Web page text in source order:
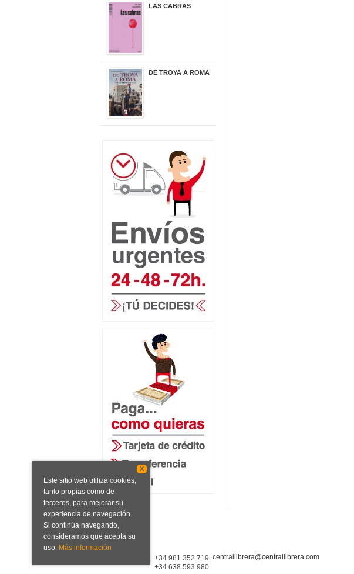
LAS CABRAS
DE TROYA A ROMA
+34 981 352 719
+34 638 593 980
centrallibrera@centrallibrera.com
X
Este sitio web utiliza cookies,
tanto propias como de
terceros, para mejorar su
experiencia de navegación.
Si continúa navegando,
consideramos que acepta su
uso. Más información